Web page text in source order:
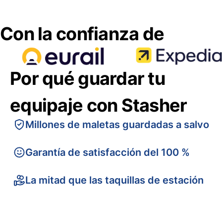
Con la confianza de
Por qué guardar tu
equipaje con Stasher
Millones de maletas guardadas a salvo
Garantía de satisfacción del 100 %
La mitad que las taquillas de estación